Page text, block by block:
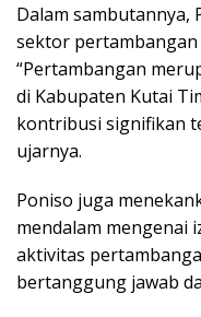
Dalam sambutannya,
sektor
“Pertambangan
di Kabupaten Kutai
kontribusi signifikan
ujarnya.
Poniso juga
mendalam mengenai
aktivitas
bertanggung jawab